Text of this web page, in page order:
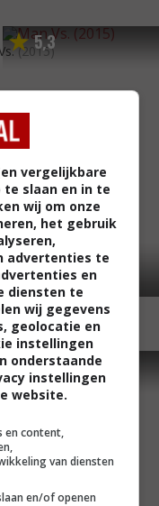
5,3
(2015)
3,6
Tug (2002)
vergelijkbare
slaan en in te
wij om onze
het gebruik
advertenties te
en
diensten te
wij gegevens
geolocatie en
instellingen
onderstaande
instellingen
website.
en content,
van diensten
en/of openen